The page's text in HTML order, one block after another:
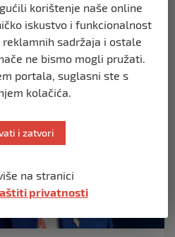
Prijatelji pacijenata u četvrti
korištenje naše online
iskustvo i funkcionalnost
sadržaja i ostale
ne bismo mogli pružati.
portala, suglasni ste s
kolačića.
i zatvori
na stranici
privatnosti